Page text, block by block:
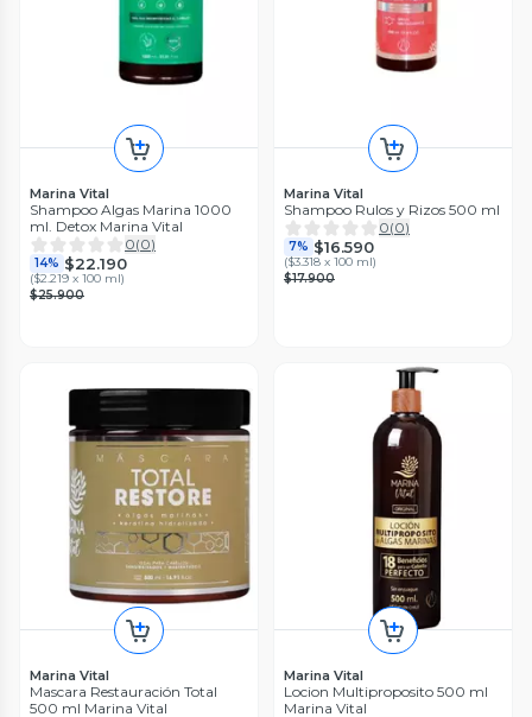
Marina Vital
Shampoo Algas Marina 1000
ml. Detox Marina Vital
0(0)
14% $22.190
($2.219 x 100 ml)
$25.900
Marina Vital
Shampoo Rulos y Rizos 500 ml
0(0)
7% $16.590
($3.318 x 100 ml)
$17.900
Marina Vital
Mascara Restauración Total
500 ml Marina Vital
Marina Vital
Locion Multiproposito 500 ml
Marina Vital